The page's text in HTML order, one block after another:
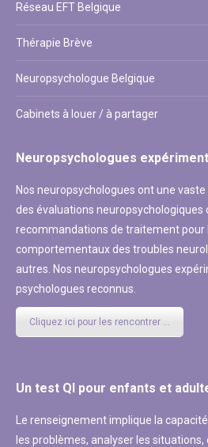
Réseau EFT Belgique
Thérapie Brève
Neuropsychologue Belgique
Cabinets à louer / à partager
Neuropsychologues
Nos neuropsychologues ont une
des évaluations neuropsychologiques
recommandations de traitement
comportementaux des troubles
autres. Nos neuropsychologues
psychologues reconnus.
Cliquez ici pour les rencontrer ...
Un test QI pour enfants et
Le renseignement implique la
les problèmes, analyser les